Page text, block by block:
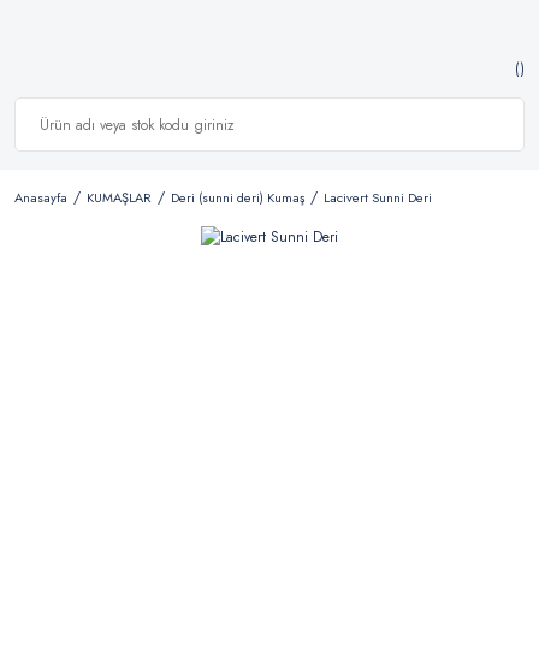
Anasayfa KUMAŞLAR Deri (sunni deri) Kumaş Lacivert Sunni Deri